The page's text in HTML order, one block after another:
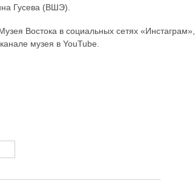
Гусева (ВШЭ).
Востока в социальных сетях
музея в YouTube.